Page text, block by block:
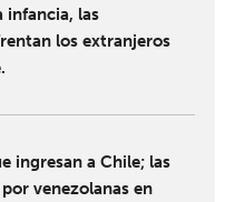
infancia, las
los extranjeros
ingresan a Chile; las
venezolanas en